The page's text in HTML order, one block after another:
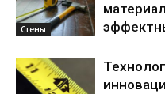
Стены